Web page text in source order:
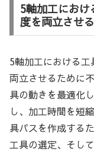
5軸加工にお
度を両立させる
5軸加工における
両立させるために
具の動きを最適化
し、加工時間を短
具パスを作成する
工具の選定、そし